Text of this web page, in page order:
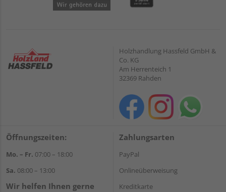
Holzhandlung Hassfeld GmbH &
Co. KG
Am Herrenteich 1
32369 Rahden
Öffnungszeiten:
Mo. – Fr. 07:00 – 18:00
Sa. 08:00 – 13:00
Wir helfen Ihnen gerne
Zahlungsarten
PayPal
Onlineüberweisung
Kreditkarte